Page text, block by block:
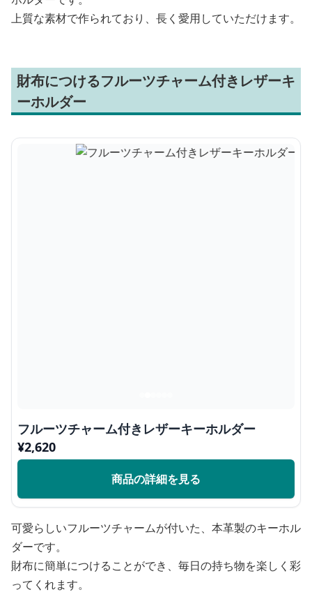
上質な素材で作られており、長く愛用していただけます。
財布につけるフルーツチャーム付きレザーキ
ーホルダー
フルーツチャーム付きレザーキーホルダー
¥2,620
商品の詳細を見る
可愛らしいフルーツチャームが付いた、本革製のキーホル
ダーです。
財布に簡単につけることができ、毎日の持ち物を楽しく彩
ってくれます。